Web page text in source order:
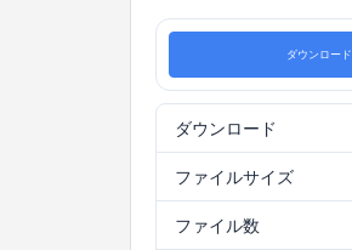
ダウンロード
ダウンロード
ファイルサイズ
ファイル数